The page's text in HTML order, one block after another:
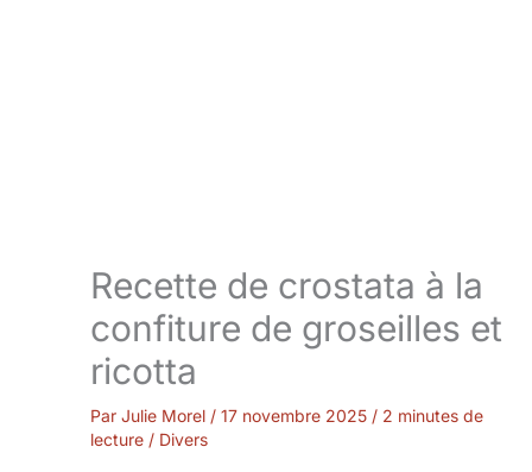
Recette de crostata à la
confiture de groseilles et
ricotta
Par Julie Morel / 17 novembre 2025 / 2 minutes de
lecture / Divers